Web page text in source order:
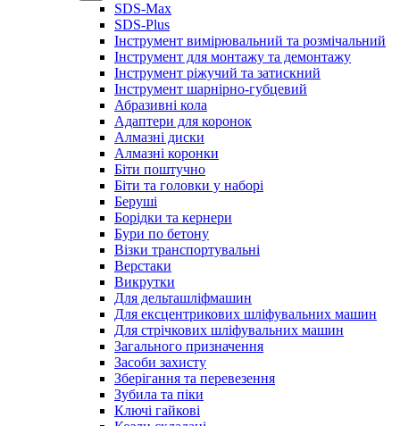
SDS-Max
SDS-Plus
Інструмент вимірювальний та розмічальний
Інструмент для монтажу та демонтажу
Інструмент ріжучий та затискний
Інструмент шарнірно-губцевий
Абразивні кола
Адаптери для коронок
Алмазні диски
Алмазні коронки
Біти поштучно
Біти та головки у наборі
Беруші
Борідки та кернери
Бури по бетону
Візки транспортувальні
Верстаки
Викрутки
Для дельташліфмашин
Для ексцентрикових шліфувальних машин
Для стрічкових шліфувальних машин
Загального призначення
Засоби захисту
Зберігання та перевезення
Зубила та піки
Ключі гайкові